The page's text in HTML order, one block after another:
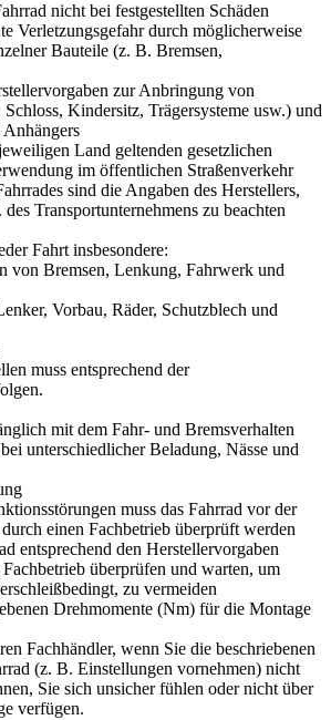
nicht bei festgestellten Schäden
Verletzungsgefahr durch möglicherweise
Bauteile (z. B. Bremsen,
zur Anbringung von
Kindersitz, Trägersysteme usw.) und
Land geltenden gesetzlichen
im öffentlichen Straßenverkehr
sind die Angaben des Herstellers,
des Transportunternehmens zu beachten
Fahrt insbesondere:
von Bremsen, Lenkung, Fahrwerk und
Vorbau, Räder, Schutzblech und
muss entsprechend der
mit dem Fahr- und Bremsverhalten
unterschiedlicher Beladung, Nässe und
muss das Fahrrad vor der
einen Fachbetrieb überprüft werden
entsprechend den Herstellervorgaben
überprüfen und warten, um
zu vermeiden
Drehmomente (Nm) für die Montage
Fachhändler, wenn Sie die beschriebenen
(z. B. Einstellungen vornehmen) nicht
Sie sich unsicher fühlen oder nicht über
verfügen.